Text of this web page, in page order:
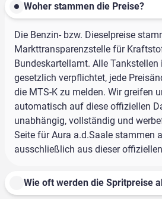
Woher stammen die Preise?
Die Benzin- bzw. Dieselpreise
Markttransparenzstelle für
Bundeskartellamt. Alle
gesetzlich verpflichtet, jede
die MTS-K zu melden. Wir greifen
automatisch auf diese offiziellen
unabhängig, vollständig und
Seite für Aura a.d.Saale stammen
ausschließlich aus dieser
Wie oft werden die Spritpreise